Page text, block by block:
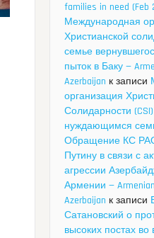
families in need (Feb
Международная
Христианской
семье
пыток в Баку —
Azerbaijan к записи
организация
Солидарности
нуждающимся
Обращение КС
Путину в связи с
агрессии
Армении —
Azerbaijan к записи
Сатановский о
высоких постах